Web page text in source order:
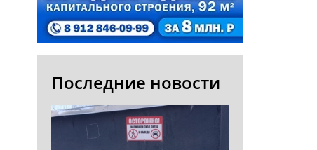
Последние новости